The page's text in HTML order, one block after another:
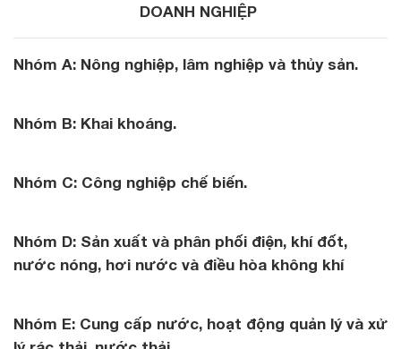
DOANH NGHIỆP
Nhóm A: Nông nghiệp, lâm nghiệp và thủy sản.
Nhóm B: Khai khoáng.
Nhóm C: Công nghiệp chế biến.
Nhóm D: Sản xuất và phân phối điện, khí đốt,
nước nóng, hơi nước và điều hòa không khí
Nhóm E: Cung cấp nước, hoạt động quản lý và xử